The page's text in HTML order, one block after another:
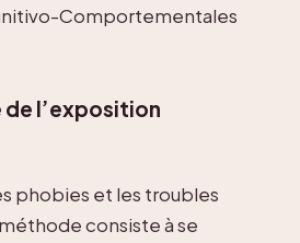
Comportementales
de l’exposition
phobies et les troubles
consiste à se